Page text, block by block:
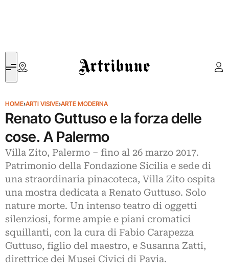
Artribune
HOME›ARTI VISIVE›ARTE MODERNA
Renato Guttuso e la forza delle
cose. A Palermo
Villa Zito, Palermo – fino al 26 marzo 2017.
Patrimonio della Fondazione Sicilia e sede di
una straordinaria pinacoteca, Villa Zito ospita
una mostra dedicata a Renato Guttuso. Solo
nature morte. Un intenso teatro di oggetti
silenziosi, forme ampie e piani cromatici
squillanti, con la cura di Fabio Carapezza
Guttuso, figlio del maestro, e Susanna Zatti,
direttrice dei Musei Civici di Pavia.